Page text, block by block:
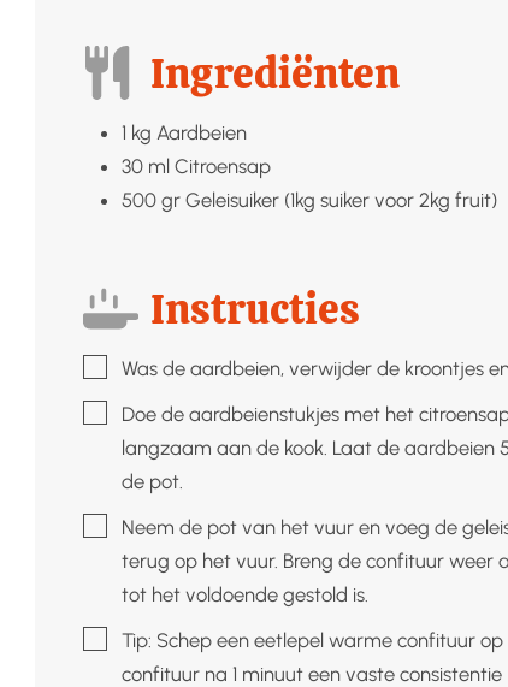
Ingrediënten
1 kg Aardbeien
30 ml Citroensap
500 gr Geleisuiker (1kg suiker voor 2kg fruit)
Instructies
▢Was de aardbeien, verwijder de kroontjes
▢Doe de aardbeienstukjes met het
langzaam aan de kook. Laat de aardbeien
de pot.
▢Neem de pot van het vuur en voeg de
terug op het vuur. Breng de confituur weer
tot het voldoende gestold is.
▢
Tip: Schep een eetlepel warme confituur
confituur na 1 minuut een vaste